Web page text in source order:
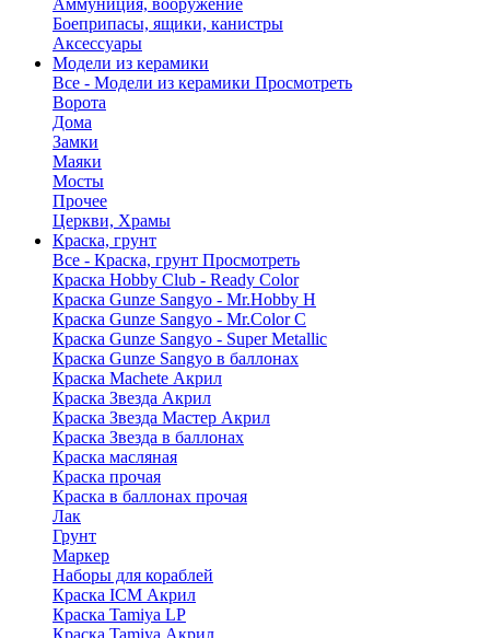
Аммуниция, вооружение
Боеприпасы, ящики, канистры
Аксессуары
Модели из керамики
Все - Модели из керамики Просмотреть
Ворота
Дома
Замки
Маяки
Мосты
Прочее
Церкви, Храмы
Краска, грунт
Все - Краска, грунт Просмотреть
Краска Hobby Club - Ready Color
Краска Gunze Sangyo - Mr.Hobby H
Краска Gunze Sangyo - Mr.Color C
Краска Gunze Sangyo - Super Metallic
Краска Gunze Sangyo в баллонах
Краска Machete Акрил
Краска Звезда Акрил
Краска Звезда Мастер Акрил
Краска Звезда в баллонах
Краска масляная
Краска прочая
Краска в баллонах прочая
Лак
Грунт
Маркер
Наборы для кораблей
Краска ICM Акрил
Краска Tamiya LP
Краска Tamiya Акрил